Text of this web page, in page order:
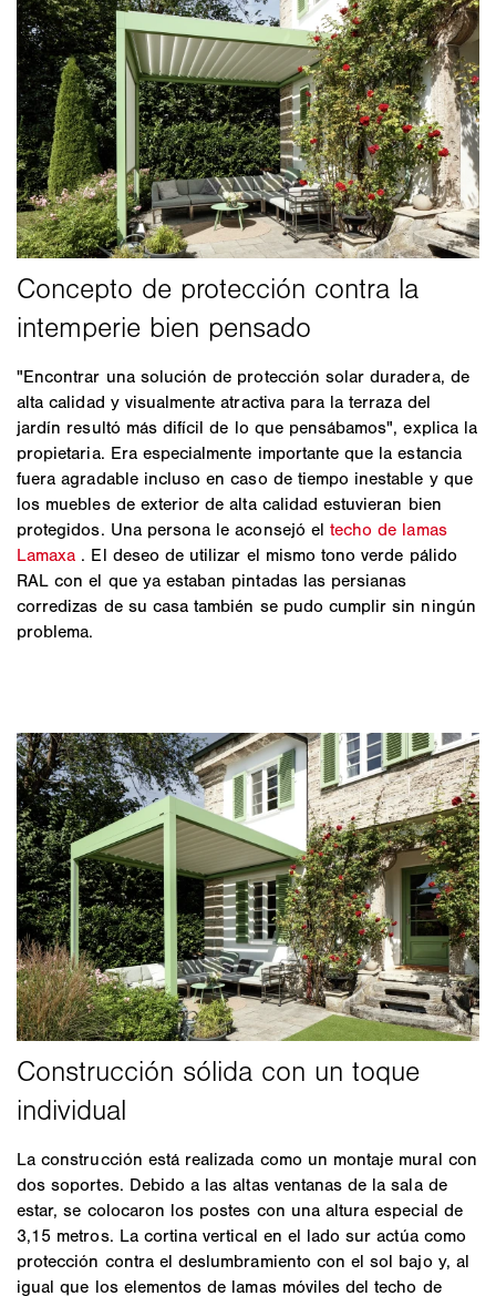
"Encontrar una solución de protección solar duradera, de
alta calidad y visualmente atractiva para la terraza del
jardín resultó más difícil de lo que pensábamos", explica la
propietaria. Era especialmente importante que la estancia
fuera agradable incluso en caso de tiempo inestable y que
los muebles de exterior de alta calidad estuvieran bien
protegidos. Una persona le aconsejó el techo de lamas
Lamaxa . El deseo de utilizar el mismo tono verde pálido
RAL con el que ya estaban pintadas las persianas
corredizas de su casa también se pudo cumplir sin ningún
problema.
La construcción está realizada como un montaje mural con
dos soportes. Debido a las altas ventanas de la sala de
estar, se colocaron los postes con una altura especial de
3,15 metros. La cortina vertical en el lado sur actúa como
protección contra el deslumbramiento con el sol bajo y, al
igual que los elementos de lamas móviles del techo de